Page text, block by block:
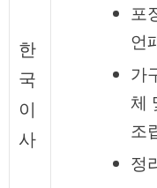
한
국
이
사
포
언
가
체
조
정